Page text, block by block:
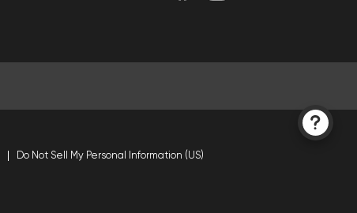
Do Not Sell My Personal Information (US)